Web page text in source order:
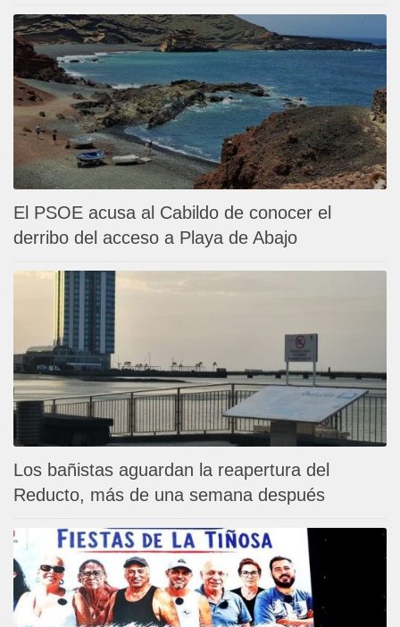
El PSOE acusa al Cabildo de conocer el
derribo del acceso a Playa de Abajo
Los bañistas aguardan la reapertura del
Reducto, más de una semana después